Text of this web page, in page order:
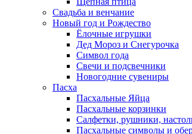
Свадьба и венчание
Новый год и Рождество
Ёлочные игрушки
Дед Мороз и Снегурочка
Символ года
Свечи и подсвечники
Новогодние сувениры
Пасха
Пасхальные Яйца
Пасхальные корзинки
Салфетки, рушники,
Пасхальные символы и